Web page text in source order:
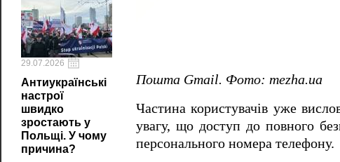
29.07.2026
Антиукраїнські
настрої
швидко
зростають у
Польщі. У чому
причина?
Пошта Gmail. Фото: mezha.ua
Частина користувачів уже
увагу, що доступ до повного
персонального номера телефону.